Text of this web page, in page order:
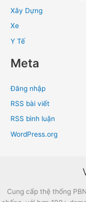
Xây Dựng
Xe
Y Tế
Meta
Đăng nhập
RSS bài viết
RSS bình luận
WordPress.org
Cung cấp thệ thống